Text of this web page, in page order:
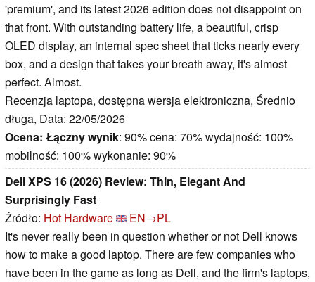
'premium', and its latest 2026 edition does not disappoint on
that front. With outstanding battery life, a beautiful, crisp
OLED display, an internal spec sheet that ticks nearly every
box, and a design that takes your breath away, it's almost
perfect. Almost.
Recenzja laptopa, dostępna wersja elektroniczna, Średnio
długa, Data: 22/05/2026
Ocena: Łączny wynik: 90% cena: 70% wydajność: 100%
mobilność: 100% wykonanie: 90%
Dell XPS 16 (2026) Review: Thin, Elegant And
Surprisingly Fast
Źródło: Hot Hardware
EN→PL
It's never really been in question whether or not Dell knows
how to make a good laptop. There are few companies who
have been in the game as long as Dell, and the firm's laptops,